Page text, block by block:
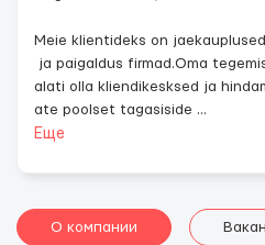
Meie klientideks on
ja paigaldus firmad.Oma
alati olla kliendikesksed ja
ate poolset tagasiside ...
Еще
О компании